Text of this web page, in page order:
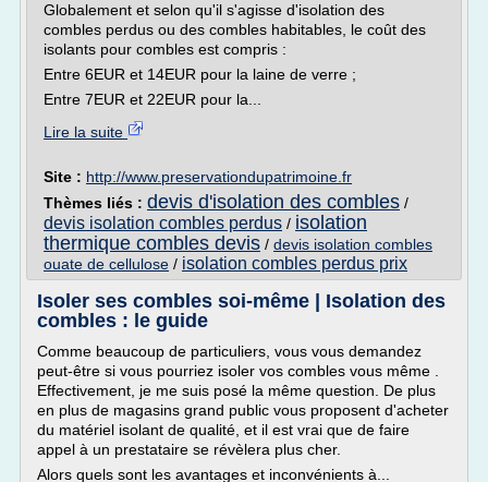
Globalement et selon qu'il s'agisse d'isolation des
combles perdus ou des combles habitables, le coût des
isolants pour combles est compris :
Entre 6EUR et 14EUR pour la laine de verre ;
Entre 7EUR et 22EUR pour la...
Lire la suite
Site : http://www.preservationdupatrimoine.fr
Thèmes liés : devis d'isolation des combles /
devis isolation combles perdus / isolation
thermique combles devis / devis isolation combles
ouate de cellulose / isolation combles perdus prix
Isoler ses combles soi-même | Isolation des
combles : le guide
Comme beaucoup de particuliers, vous vous demandez
peut-être si vous pourriez isoler vos combles vous même .
Effectivement, je me suis posé la même question. De plus
en plus de magasins grand public vous proposent d'acheter
du matériel isolant de qualité, et il est vrai que de faire
appel à un prestataire se révèlera plus cher.
Alors quels sont les avantages et inconvénients à...